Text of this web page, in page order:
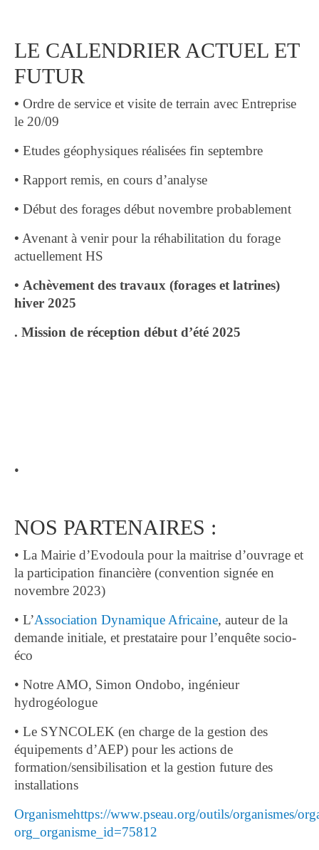
LE CALENDRIER ACTUEL ET
FUTUR
• Ordre de service et visite de terrain avec Entreprise
le 20/09
• Etudes géophysiques réalisées fin septembre
• Rapport remis, en cours d’analyse
• Début des forages début novembre probablement
• Avenant à venir pour la réhabilitation du forage
actuellement HS
• Achèvement des travaux (forages et latrines)
hiver 2025
. Mission de réception début d’été 2025
•
NOS PARTENAIRES :
• La Mairie d’Evodoula pour la maitrise d’ouvrage et
la participation financière (convention signée en
novembre 2023)
• L’Association Dynamique Africaine, auteur de la
demande initiale, et prestataire pour l’enquête socio-
éco
• Notre AMO, Simon Ondobo, ingénieur
hydrogéologue
• Le SYNCOLEK (en charge de la gestion des
équipements d’AEP) pour les actions de
formation/sensibilisation et la gestion future des
installations
Organismehttps://www.pseau.org/outils/organismes/
org_organisme_id=75812